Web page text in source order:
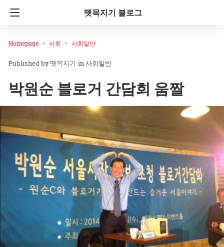
뗏목지기 블로그
Homepage 사회 사회일반
뗏목지기 in사회일반
박원순 블로거 간담회 움짤